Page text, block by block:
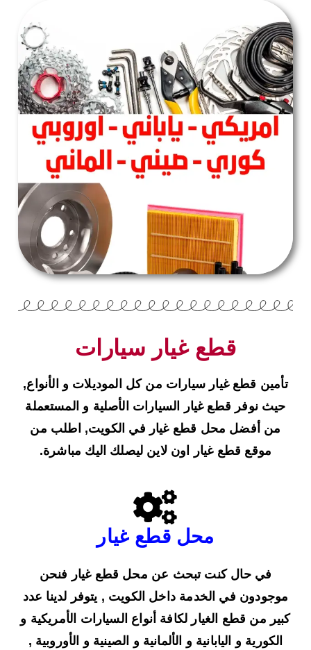
قطع غيار سيارات
تأمين قطع غيار سيارات من كل الموديلات و الأنواع,
حيث نوفر قطع غيار السيارات الأصلية و المستعملة
من أفضل محل قطع غيار في الكويت, اطلب من
موقع قطع غيار اون لاين ليصلك اليك مباشرة.
محل قطع غيار
في حال كنت تبحث عن محل قطع غيار فنحن
موجودون في الخدمة داخل الكويت , يتوفر لدينا عدد
كبير من قطع الغيار لكافة أنواع السيارات الأمريكية و
الكورية و اليابانية و الألمانية و الصينية و الأوروبية ,